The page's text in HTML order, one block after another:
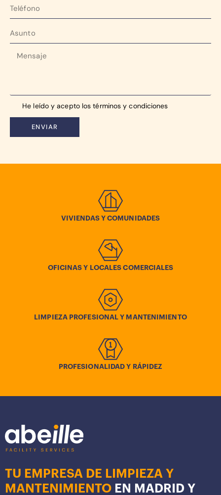
He leído y acepto lostérminos y condiciones
ENVIAR
VIVIENDAS Y COMUNIDADES
OFICINAS Y LOCALES COMERCIALES
LIMPIEZA PROFESIONAL Y MANTENIMIENTO
PROFESIONALIDAD Y RÁPIDEZ
TU EMPRESA DE LIMPIEZA Y
MANTENIMIENTO EN MADRID Y